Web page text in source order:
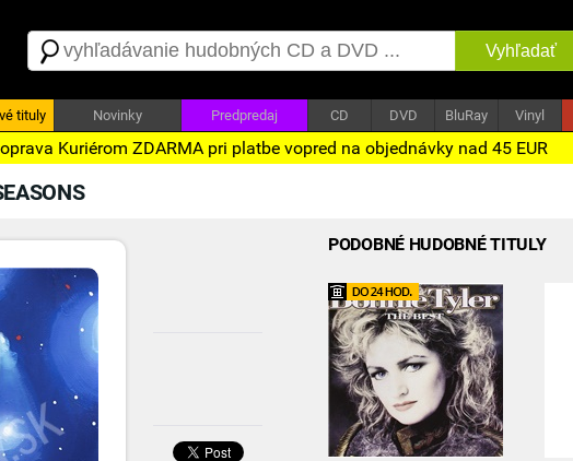
Vyhľadať
tituly Novinky Predpredaj CD DVD BluRay Vinyl
Kuriérom ZDARMA pri platbe vopred na objednávky nad 45 EUR
PODOBNÉ HUDOBNÉ TITULY